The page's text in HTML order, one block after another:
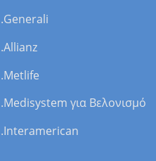
.Generali
.Allianz
.Μetlife
.Μedisystem για Βελονισμό
.Interamerican